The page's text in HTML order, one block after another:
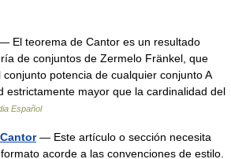
El teorema de Cantor es un resultado
de conjuntos de Zermelo Fränkel, que
potencia de cualquier conjunto A
estrictamente mayor que la cardinalidad del
Español
— Este artículo o sección necesita
acorde a las convenciones de estilo.